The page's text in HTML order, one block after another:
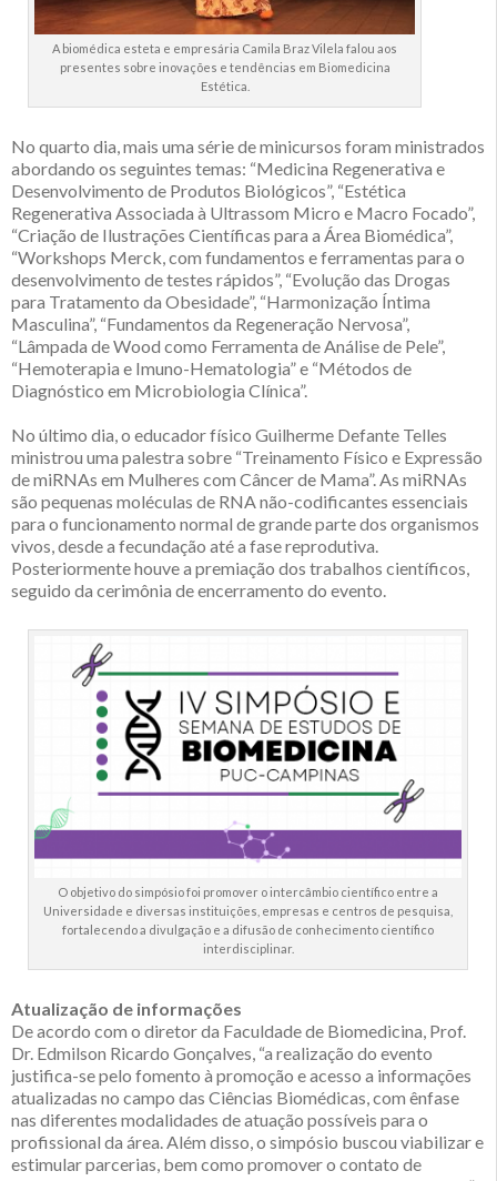
A biomédica esteta e empresária Camila Braz Vilela falou aos
presentes sobre inovações e tendências em Biomedicina
Estética.
No quarto dia, mais uma série de minicursos foram ministrados
abordando os seguintes temas: “Medicina Regenerativa e
Desenvolvimento de Produtos Biológicos”, “Estética
Regenerativa Associada à Ultrassom Micro e Macro Focado”,
“Criação de Ilustrações Científicas para a Área Biomédica”,
“Workshops Merck, com fundamentos e ferramentas para o
desenvolvimento de testes rápidos”, “Evolução das Drogas
para Tratamento da Obesidade”, “Harmonização Íntima
Masculina”, “Fundamentos da Regeneração Nervosa”,
“Lâmpada de Wood como Ferramenta de Análise de Pele”,
“Hemoterapia e Imuno-Hematologia” e “Métodos de
Diagnóstico em Microbiologia Clínica”.
No último dia, o educador físico Guilherme Defante Telles
ministrou uma palestra sobre “Treinamento Físico e Expressão
de miRNAs em Mulheres com Câncer de Mama”. As miRNAs
são pequenas moléculas de RNA não-codificantes essenciais
para o funcionamento normal de grande parte dos organismos
vivos, desde a fecundação até a fase reprodutiva.
Posteriormente houve a premiação dos trabalhos científicos,
seguido da cerimônia de encerramento do evento.
O objetivo do simpósio foi promover o intercâmbio científico entre a
Universidade e diversas instituições, empresas e centros de pesquisa,
fortalecendo a divulgação e a difusão de conhecimento científico
interdisciplinar.
Atualização de informações
De acordo com o diretor da Faculdade de Biomedicina, Prof.
Dr. Edmilson Ricardo Gonçalves, “a realização do evento
justifica-se pelo fomento à promoção e acesso a informações
atualizadas no campo das Ciências Biomédicas, com ênfase
nas diferentes modalidades de atuação possíveis para o
profissional da área. Além disso, o simpósio buscou viabilizar e
estimular parcerias, bem como promover o contato de